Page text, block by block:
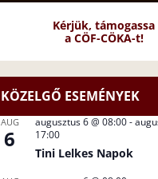
Kérjük, támogassa
a CÖF-CÖKA-t!
KÖZELGŐ ESEMÉNYEK
AUG
6
augusztus 6 @ 08:00-
17:00
Tini Lelkes Napok